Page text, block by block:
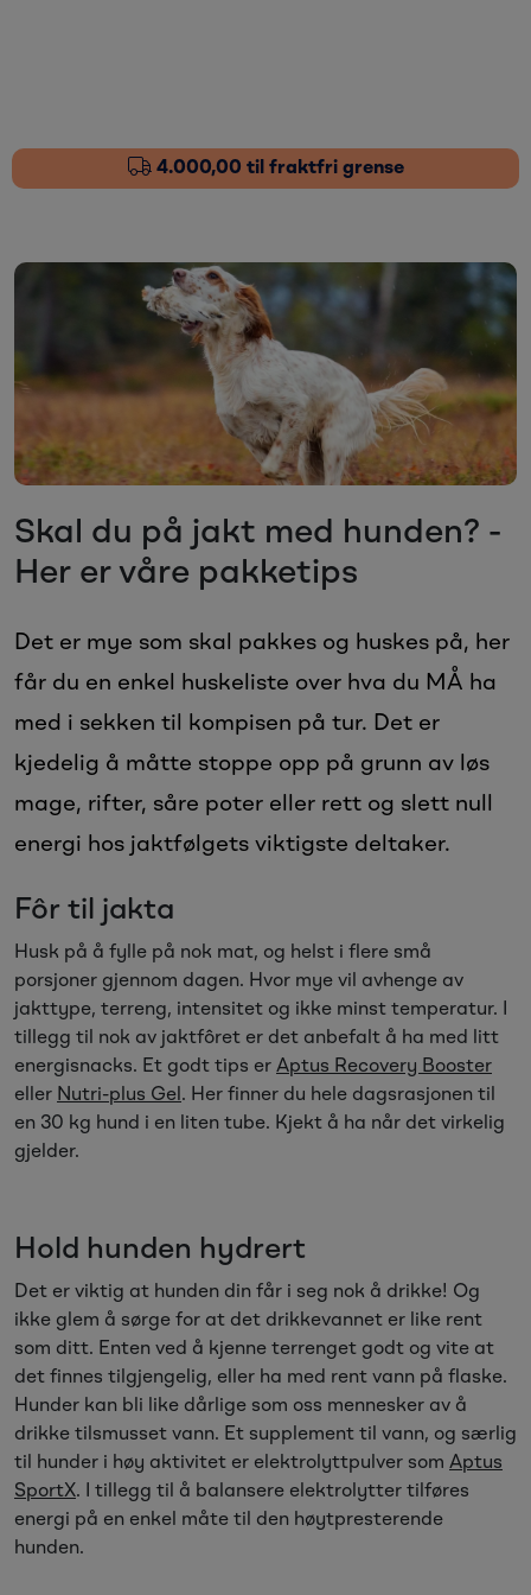
4.000,00 til fraktfri grense
Skal du på jakt med hunden? -
Her er våre pakketips
Det er mye som skal pakkes og huskes på, her
får du en enkel huskeliste over hva du MÅ ha
med i sekken til kompisen på tur. Det er
kjedelig å måtte stoppe opp på grunn av løs
mage, rifter, såre poter eller rett og slett null
energi hos jaktfølgets viktigste deltaker.
Fôr til jakta
Husk på å fylle på nok mat, og helst i flere små
porsjoner gjennom dagen. Hvor mye vil avhenge av
jakttype, terreng, intensitet og ikke minst temperatur. I
tillegg til nok av jaktfôret er det anbefalt å ha med litt
energisnacks. Et godt tips er Aptus Recovery Booster
eller Nutri-plus Gel. Her finner du hele dagsrasjonen til
en 30 kg hund i en liten tube. Kjekt å ha når det virkelig
gjelder.
Hold hunden hydrert
Det er viktig at hunden din får i seg nok å drikke! Og
ikke glem å sørge for at det drikkevannet er like rent
som ditt. Enten ved å kjenne terrenget godt og vite at
det finnes tilgjengelig, eller ha med rent vann på flaske.
Hunder kan bli like dårlige som oss mennesker av å
drikke tilsmusset vann. Et supplement til vann, og særlig
til hunder i høy aktivitet er elektrolyttpulver som Aptus
SportX. I tillegg til å balansere elektrolytter tilføres
energi på en enkel måte til den høytpresterende
hunden.
Pleieprodukter
Stressdempende
Kampanjer
Sesongvarer